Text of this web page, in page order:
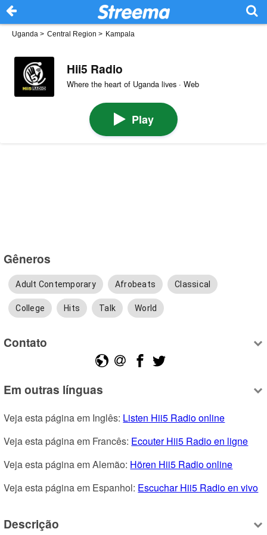
Uganda > Central Region > Kampala
Hii5 Radio
Where the heart of Uganda lives · Web
Play
Gêneros
Adult Contemporary Afrobeats Classical
College Hits Talk World
Contato
Em outras línguas
Veja esta página em Inglês: Listen Hii5 Radio online
Veja esta página em Francês: Ecouter Hii5 Radio en ligne
Veja esta página em Alemão: Hören Hii5 Radio online
Veja esta página em Espanhol: Escuchar Hii5 Radio en vivo
Descrição